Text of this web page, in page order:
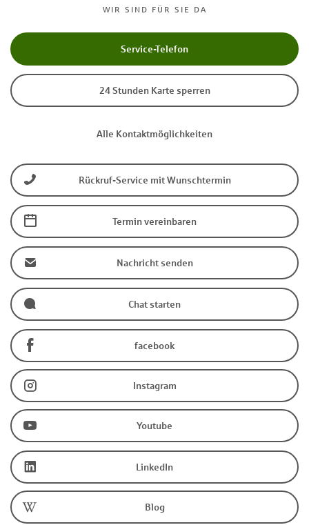
WIR SIND FÜR SIE DA
Service-Telefon
24 Stunden Karte sperren
Alle Kontaktmöglichkeiten
Rückruf-Service mit Wunschtermin
Termin vereinbaren
Nachricht senden
Chat starten
facebook
Instagram
Youtube
LinkedIn
Blog